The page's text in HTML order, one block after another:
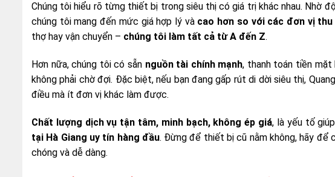
Chúng tôi hiểu rõ từng thiết bị trong siêu thị có giá trị khác nhau. Nhờ
chúng tôi mang đến mức giá hợp lý và cao hơn so với các đơn vị thu
thợ hay vận chuyển – chúng tôi làm tất cả từ A đến Z.
Hơn nữa, chúng tôi có sẵn nguồn tài chính mạnh, thanh toán tiền mặt
không phải chờ đợi. Đặc biệt, nếu bạn đang gấp rút di dời siêu thị,
điều mà ít đơn vị khác làm được.
Chất lượng dịch vụ tận tâm, minh bạch, không ép giá, là yếu tố
tại Hà Giang uy tín hàng đầu. Đừng để thiết bị cũ nằm không, hãy để
chóng và dễ dàng.